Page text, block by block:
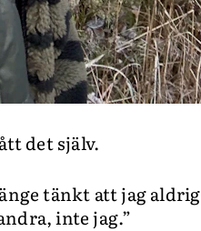
det själv.
tänkt att jag aldrig
inte jag.”